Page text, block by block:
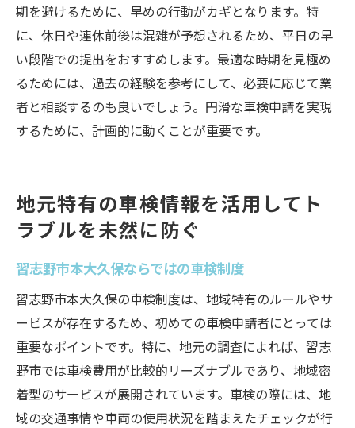
期を避けるために、早めの行動がカギとなります。特
に、休日や連休前後は混雑が予想されるため、平日の早
い段階での提出をおすすめします。最適な時期を見極め
るためには、過去の経験を参考にして、必要に応じて業
者と相談するのも良いでしょう。円滑な車検申請を実現
するために、計画的に動くことが重要です。
地元特有の車検情報を活用してト
ラブルを未然に防ぐ
習志野市本大久保ならではの車検制度
習志野市本大久保の車検制度は、地域特有のルールやサ
ービスが存在するため、初めての車検申請者にとっては
重要なポイントです。特に、地元の調査によれば、習志
野市では車検費用が比較的リーズナブルであり、地域密
着型のサービスが展開されています。車検の際には、地
域の交通事情や車両の使用状況を踏まえたチェックが行